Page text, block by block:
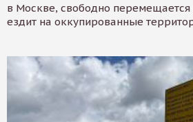
в Москве, свободно
ездит на оккупированные